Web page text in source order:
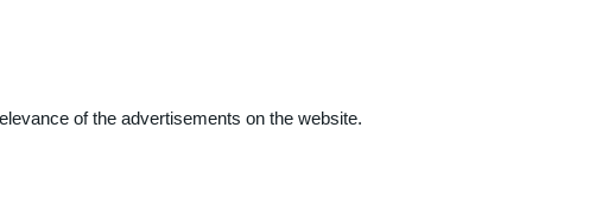
of the advertisements on the website.